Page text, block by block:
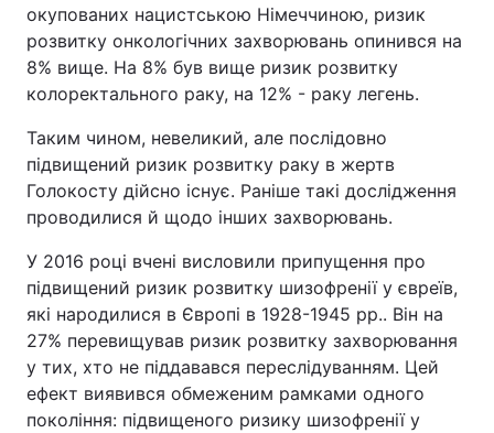
окупованих нацистською Німеччиною, ризик
розвитку онкологічних захворювань опинився на
8% вище. На 8% був вище ризик розвитку
колоректального раку, на 12% - раку легень.
Таким чином, невеликий, але послідовно
підвищений ризик розвитку раку в жертв
Голокосту дійсно існує. Раніше такі дослідження
проводилися й щодо інших захворювань.
У 2016 році вчені висловили припущення про
підвищений ризик розвитку шизофренії у євреїв,
які народилися в Європі в 1928-1945 рр.. Він на
27% перевищував ризик розвитку захворювання
у тих, хто не піддавався переслідуванням. Цей
ефект виявився обмеженим рамками одного
покоління: підвищеного ризику шизофренії у